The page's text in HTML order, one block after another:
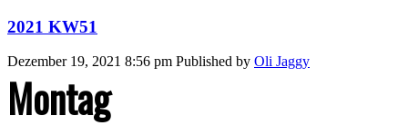
2021 KW51
Dezember 19, 2021 8:56 pm Published by Oli Jaggy
Montag